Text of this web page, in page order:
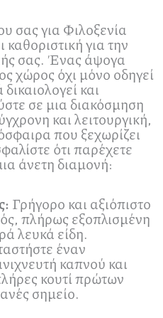
σας για Φιλοξενία
για την
σας. Ένας άψογα
χώρος όχι μόνο οδηγεί
και
σε μια διακόσμηση
και λειτουργική,
που ξεχωρίζει
ότι παρέχετε
άνετη διαμονή:
Γρήγορο και αξιόπιστο
πλήρως εξοπλισμένη
λευκά είδη.
έναν
καπνού και
κουτί πρώτων
σημείο.